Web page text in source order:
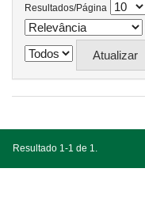
Resultados/Página
Resultado 1-1 de 1.